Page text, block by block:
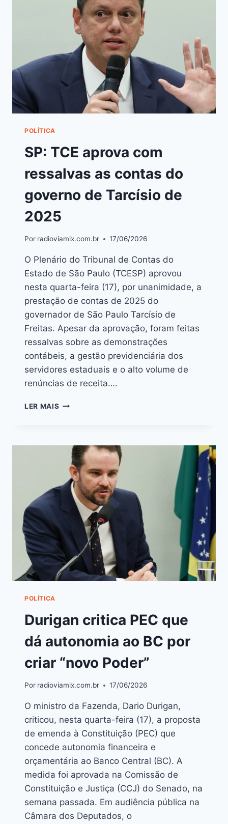
POLÍTICA
SP: TCE aprova com
ressalvas as contas do
governo de Tarcísio de
2025
Por radioviamix.com.br 17/06/2026
O Plenário do Tribunal de Contas do
Estado de São Paulo (TCESP) aprovou
nesta quarta-feira (17), por unanimidade, a
prestação de contas de 2025 do
governador de São Paulo Tarcísio de
Freitas. Apesar da aprovação, foram feitas
ressalvas sobre as demonstrações
contábeis, a gestão previdenciária dos
servidores estaduais e o alto volume de
renúncias de receita….
LER MAIS
POLÍTICA
Durigan critica PEC que
dá autonomia ao BC por
criar “novo Poder”
Por radioviamix.com.br 17/06/2026
O ministro da Fazenda, Dario Durigan,
criticou, nesta quarta-feira (17), a proposta
de emenda à Constituição (PEC) que
concede autonomia financeira e
orçamentária ao Banco Central (BC). A
medida foi aprovada na Comissão de
Constituição e Justiça (CCJ) do Senado, na
semana passada. Em audiência pública na
Câmara dos Deputados, o